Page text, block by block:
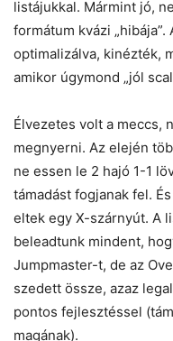
listájukkal. Mármint jó,
formátum kvázi
optimalizálva, kinézték,
amikor úgymond „jól
Élvezetes volt a meccs,
megnyerni. Az elején
ne essen le 2 hajó 1-1
támadást fogjanak fel.
eltek egy X-szárnyút. A
beleadtunk mindent,
Jumpmaster-t, de az
szedett össze, azaz
pontos fejlesztéssel
magának).